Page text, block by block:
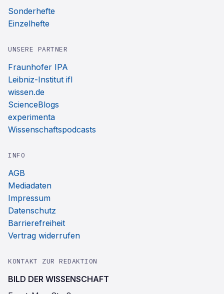
Sonderhefte
Einzelhefte
UNSERE PARTNER
Fraunhofer IPA
Leibniz-Institut ifl
wissen.de
ScienceBlogs
experimenta
Wissenschaftspodcasts
INFO
AGB
Mediadaten
Impressum
Datenschutz
Barrierefreiheit
Vertrag widerrufen
KONTAKT ZUR REDAKTION
BILD DER WISSENSCHAFT